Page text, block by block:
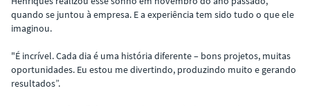
quando se juntou à empresa. E a experiência tem sido tudo o que ele
imaginou.
"É incrível. Cada dia é uma história diferente – bons projetos, muitas
oportunidades. Eu estou me divertindo, produzindo muito e gerando
resultados”.